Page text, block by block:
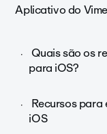
Aplicativo do
Quais são os
para iOS?
Recursos
iOS